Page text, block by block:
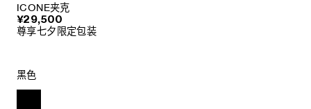
ICONE夹克
¥29,500
尊享七夕限定包装
黑色